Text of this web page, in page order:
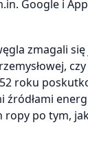
Google i
zmagali się
roku
źródłami
ropy po tym,